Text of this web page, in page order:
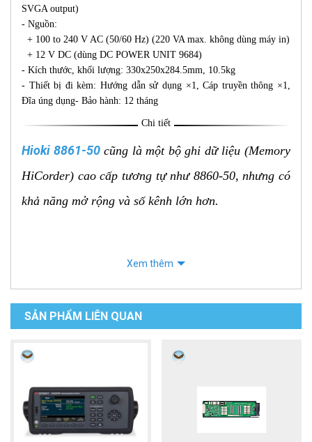
SVGA output)
- Nguồn:
+ 100 to 240 V AC (50/60 Hz) (220 VA max. không dùng máy in)
+ 12 V DC (dùng DC POWER UNIT 9684)
- Kích thước, khối lượng: 330x250x284.5mm, 10.5kg
- Thiết bị đi kèm: Hướng dẫn sử dụng ×1, Cáp truyền thông ×1,
Đĩa úng dụng- Bảo hành: 12 tháng
Chi tiết
Hioki 8861-50cũng là một bộ ghi dữ liệu (Memory
HiCorder) cao cấp tương tự như 8860-50, nhưng có
khả năng mở rộng và số kênh lớn hơn.
Của HIOKI 8861-50
Bộ ghi dạng sóng tốc độ cao và Bộ ghi dữ liệu đa
bộ ghi dữ liệu trong một thiết bị.
Thiết kế mô-đun linh hoạt: Hỗ trợ tối đa 8 mô-
đun đầu vào cho phép đo đồng thời nhiều loại tín
hiệu (điện áp, dòng điện, nhiệt độ, biến dạng,
Xem thêm
SẢN PHẨM LIÊN QUAN